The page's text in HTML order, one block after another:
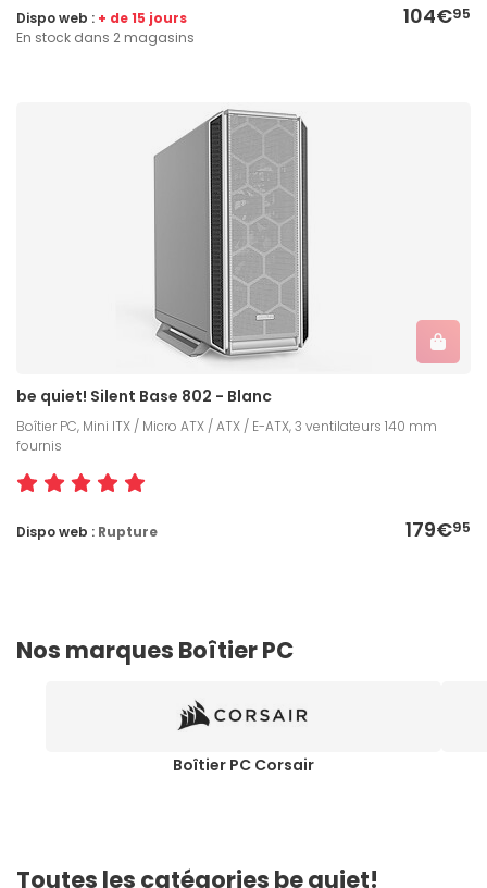
104€95
Dispo web : + de 15 jours
En stock dans 2 magasins
be quiet! Silent Base 802 - Blanc
Boîtier PC, Mini ITX / Micro ATX / ATX / E-ATX, 3 ventilateurs 140 mm
fournis
179€95
Dispo web : Rupture
Nos marques Boîtier PC
Boîtier PC Corsair
Toutes les catégories be quiet!